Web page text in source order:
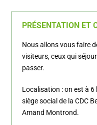
PRÉSENTATION ET
Nous allons vous faire
visiteurs, ceux qui
passer.
Localisation : on est à
siège social de la CDC
Amand Montrond.